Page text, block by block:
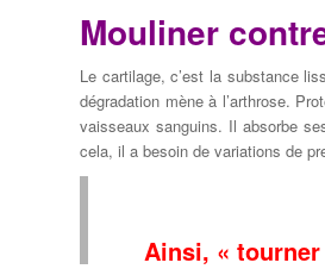
Mouliner
Le cartilage, c’est la substance
dégradation mène à l’arthrose.
vaisseaux sanguins. Il absorbe
cela, il a besoin de variations de
Ainsi, «